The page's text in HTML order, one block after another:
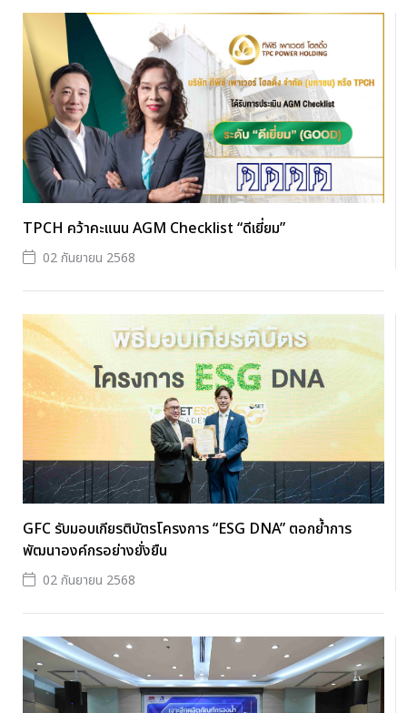
TPCH คว้าคะแนน AGM Checklist “ดีเยี่ยม”
02 กันยายน 2568
GFC รับมอบเกียรติบัตรโครงการ “ESG DNA” ตอกย้ำการ
พัฒนาองค์กรอย่างยั่งยืน
02 กันยายน 2568